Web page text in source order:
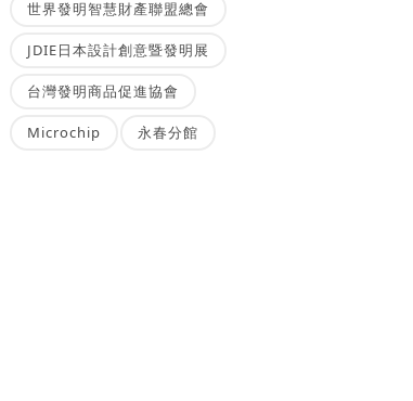
世界發明智慧財產聯盟總會
JDIE日本設計創意暨發明展
台灣發明商品促進協會
Microchip 永春分館